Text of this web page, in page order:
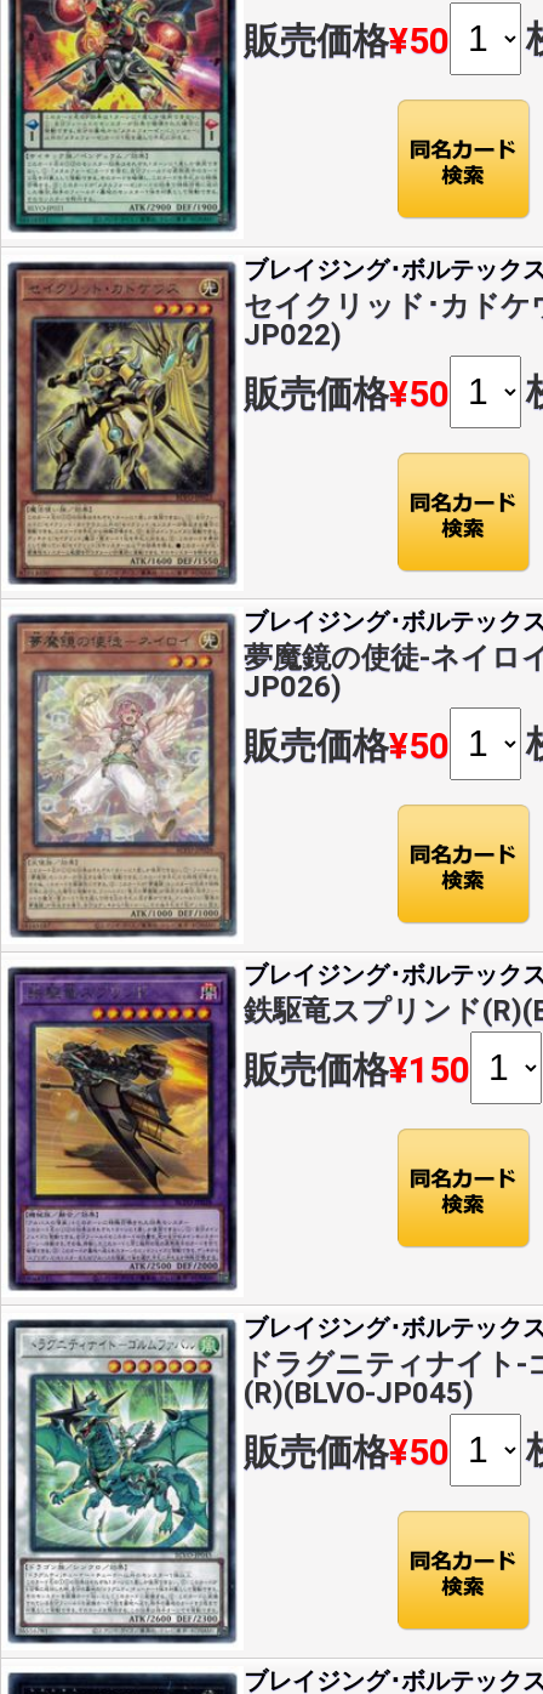
販売価格¥50
ブレイジング･ボルテック
セイクリッド･カドケ
JP022)
販売価格¥50
ブレイジング･ボルテック
夢魔鏡の使徒-ネイロ
JP026)
販売価格¥50
ブレイジング･ボルテック
鉄駆竜スプリンド
販売価格¥150
ブレイジング･ボルテック
ドラグニティナイト
(R)(BLVO-JP045)
販売価格¥50
ブレイジング･ボルテック